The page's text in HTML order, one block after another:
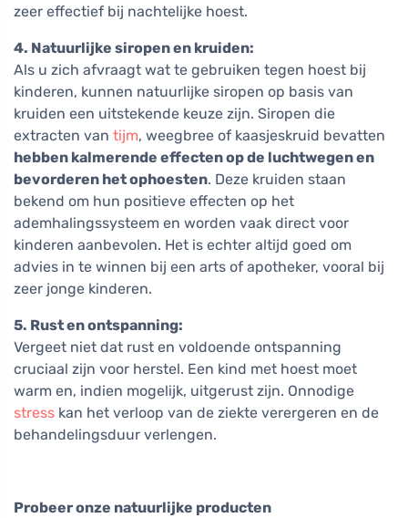
zeer effectief bij nachtelijke hoest.
4. Natuurlijke siropen en kruiden:
Als u zich afvraagt wat te gebruiken tegen hoest bij
kinderen, kunnen natuurlijke siropen op basis van
kruiden een uitstekende keuze zijn. Siropen die
extracten van tijm, weegbree of kaasjeskruid bevatten
hebben kalmerende effecten op de luchtwegen en
bevorderen het ophoesten. Deze kruiden staan
bekend om hun positieve effecten op het
ademhalingssysteem en worden vaak direct voor
kinderen aanbevolen. Het is echter altijd goed om
advies in te winnen bij een arts of apotheker, vooral bij
zeer jonge kinderen.
5. Rust en ontspanning:
Vergeet niet dat rust en voldoende ontspanning
cruciaal zijn voor herstel. Een kind met hoest moet
warm en, indien mogelijk, uitgerust zijn. Onnodige
stress kan het verloop van de ziekte verergeren en de
behandelingsduur verlengen.
Probeer onze natuurlijke producten